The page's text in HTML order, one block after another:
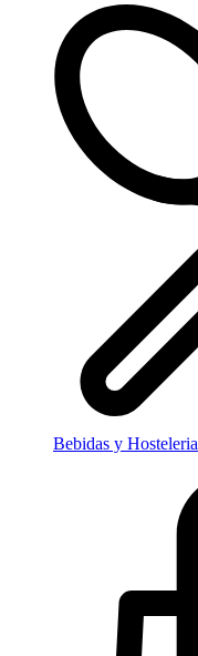
Bebidas y Hosteleria